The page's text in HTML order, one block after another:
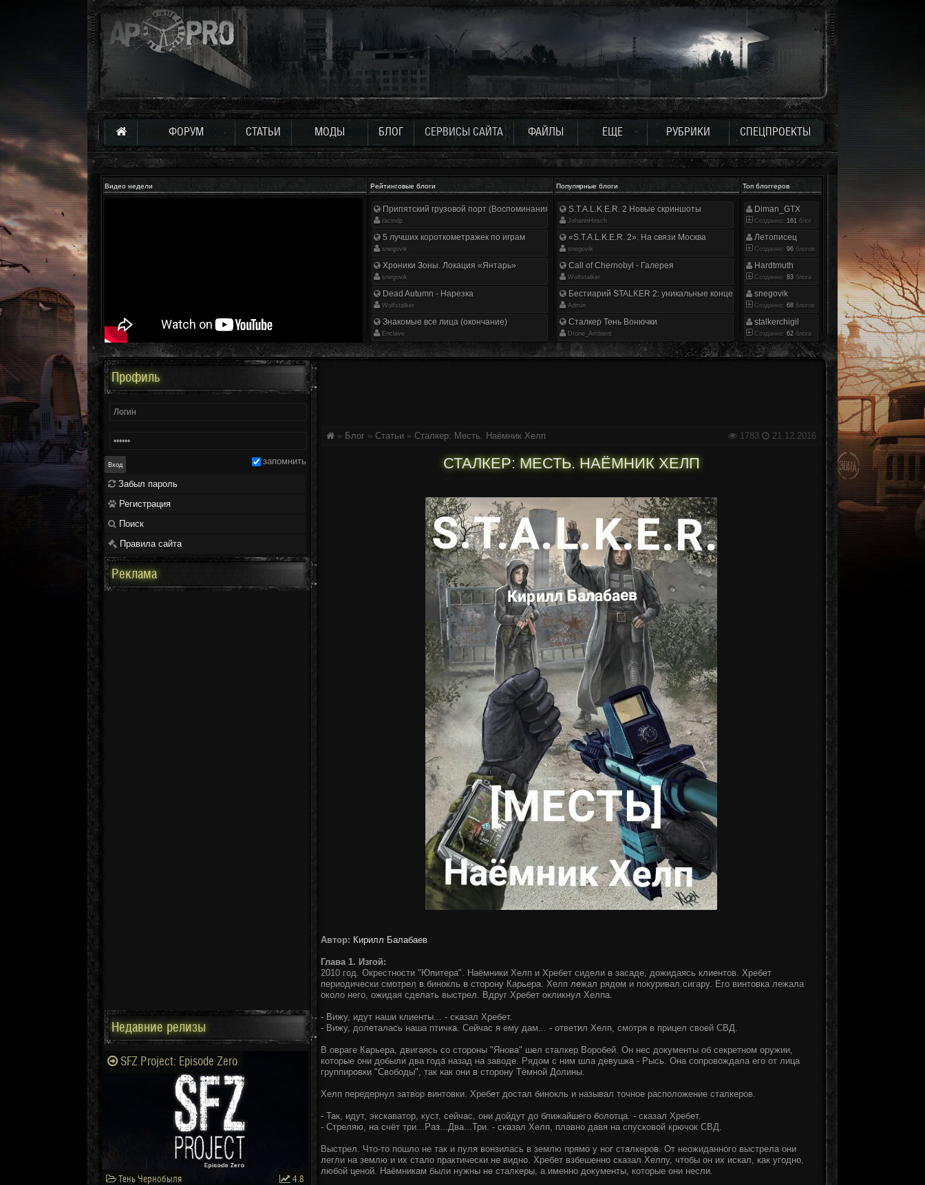
ФОРУМ СТАТЬИ МОДЫ БЛОГ СЕРВИСЫ САЙТА ФАЙЛЫ ЕЩЕ РУБРИКИ СПЕЦПРОЕКТЫ
Видео недели Рейтинговые блоги Популярные блоги Топ блоггеров
Припятский грузовой порт (Воспоминания ликвидатора)
racindp
5 лучших короткометражек по играм
snegovik
Хроники Зоны. Локация «Янтарь»
snegovik
Dead Autumn - Нарезка
Wolfstalker
Знакомые все лица (окончание)
Enclave
S.T.A.L.K.E.R. 2 Новые скриншоты
JohannHirsch
«S.T.A.L.K.E.R. 2». На связи Москва
snegovik
Call of Chernobyl - Галерея
Wolfstalker
Бестиарий STALKER 2: уникальные концепт-арты
Аdmin
Сталкер Тень Вонючки
Drone_Ambient
Diman_GTX
Созданно: 161 блог
Летописец
Созданно: 96 блогов
Hardtmuth
Созданно: 83 блога
snegovik
Созданно: 68 блогов
stalkerchigil
Созданно: 62 блога
1783 21.12.2016
» Блог » Статьи » Сталкер: Месть. Наёмник Хелп
СТАЛКЕР: МЕСТЬ. НАЁМНИК ХЕЛП
Автор: Кирилл Балабаев
Глава 1. Изгой:
2010 год. Окрестности "Юпитера". Наёмники Хелп и Хребет сидели в засаде, дожидаясь клиентов. Хребет
периодически смотрел в бинокль в сторону Карьера. Хелп лежал рядом и покуривал сигару. Его винтовка лежала
около него, ожидая сделать выстрел. Вдруг Хребет окликнул Хелпа.
- Вижу, идут наши клиенты... - сказал Хребет.
- Вижу, долеталась наша птичка. Сейчас я ему дам... - ответил Хелп, смотря в прицел своей СВД.
В овраге Карьера, двигаясь со стороны "Янова" шел сталкер Воробей. Он нес документы об секретном оружии,
которые они добыли два года назад на заводе. Рядом с ним шла девушка - Рысь. Она сопровождала его от лица
группировки "Свободы", так как они в сторону Тёмной Долины.
Хелп передернул затвор винтовки. Хребет достал бинокль и называл точное расположение сталкеров.
- Так, идут, экскаватор, куст, сейчас, они дойдут до ближайшего болотца. - сказал Хребет.
- Стреляю, на счёт три...Раз...Два...Три. - сказал Хелп, плавно давя на спусковой крючок СВД.
Выстрел. Что-то пошло не так и пуля вонзилась в землю прямо у ног сталкеров. От неожиданного выстрела они
легли на землю и их стало практически не видно. Хребет взбешенно сказал Хелпу, чтобы он их искал, как угодно,
любой ценой. Наёмникам были нужны не сталкеры, а именно документы, которые они несли.
Профиль
запомнить
Забыл пароль
Регистрация
Поиск
Правила сайта
Реклама
Недавние релизы
SFZ Project: Episode Zero
Тень Чернобыля 4.8